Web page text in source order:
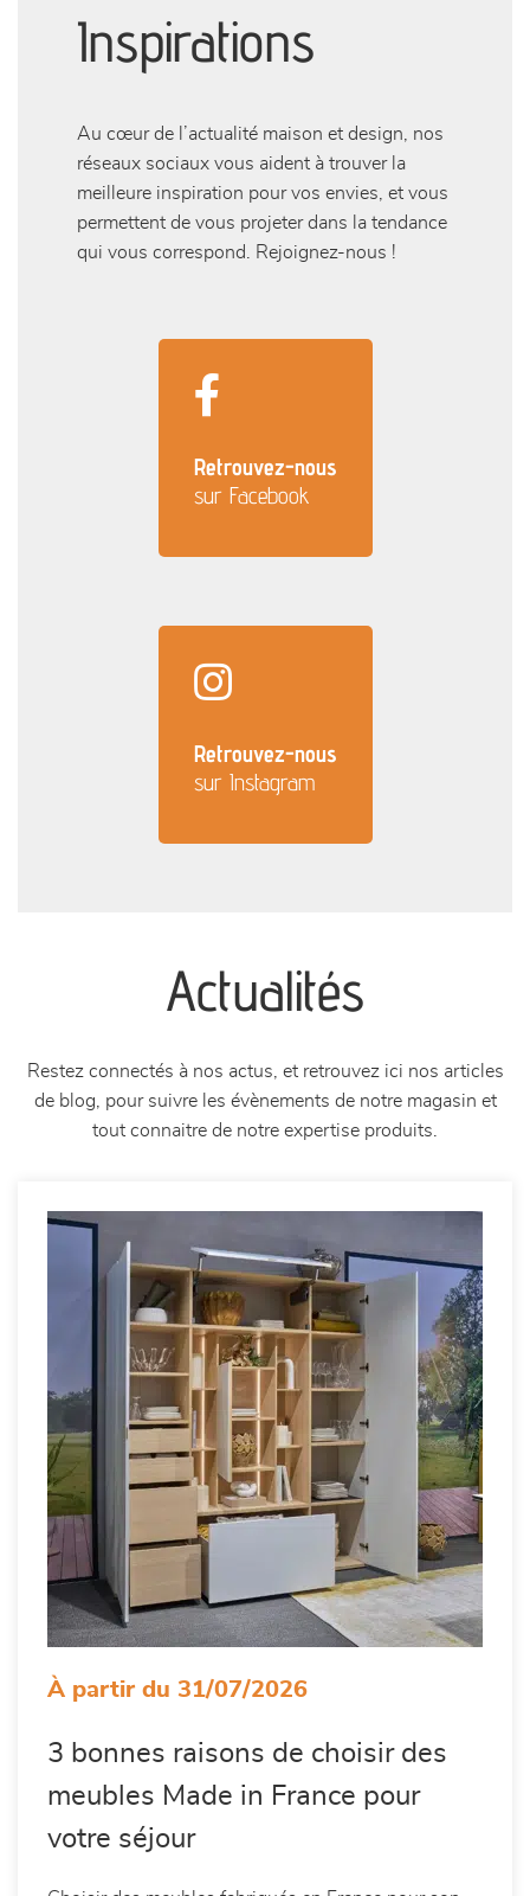
Inspirations
Au cœur de l’actualité maison et design, nos
réseaux sociaux vous aident à trouver la
meilleure inspiration pour vos envies, et vous
permettent de vous projeter dans la tendance
qui vous correspond. Rejoignez-nous !
Retrouvez-nous
sur Facebook
Retrouvez-nous
sur Instagram
Actualités
Restez connectés à nos actus, et retrouvez ici nos articles
de blog, pour suivre les évènements de notre magasin et
tout connaitre de notre expertise produits.
À partir du 31/07/2026
3 bonnes raisons de choisir des
meubles Made in France pour
votre séjour